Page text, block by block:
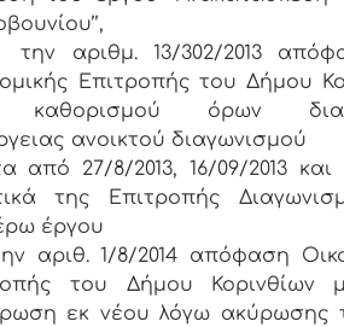
την αριθμ. 13/302/2013
Επιτροπής του Δήμου
καθορισμού όρων
ανοικτού διαγωνισμού
από 27/8/2013, 16/09/2013 και
της Επιτροπής
έργου
αριθ. 1/8/2014 απόφαση
του Δήμου Κορινθίων
εκ νέου λόγω ακύρωσης